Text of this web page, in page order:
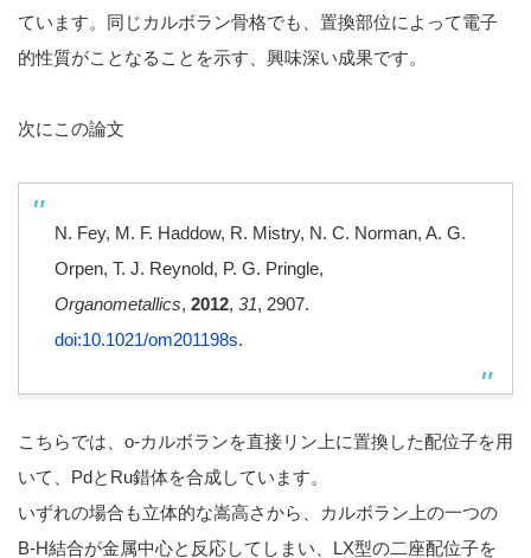
ています。同じカルボラン骨格でも、置換部位によって電子
的性質がことなることを示す、興味深い成果です。
次にこの論文
N. Fey, M. F. Haddow, R. Mistry, N. C. Norman, A. G.
Orpen, T. J. Reynold, P. G. Pringle,
Organometallics, 2012, 31, 2907.
doi:10.1021/om201198s.
こちらでは、o-カルボランを直接リン上に置換した配位子を用
いて、PdとRu錯体を合成しています。
いずれの場合も立体的な嵩高さから、カルボラン上の一つの
B-H結合が金属中心と反応してしまい、LX型の二座配位子を